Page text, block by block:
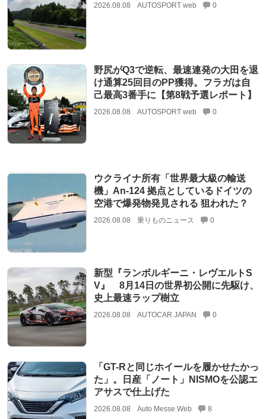
2026.08.08 AUTOSPORT web 0
野尻がQ3で逆転、最速連発の大田を退
け通算25回目のPP獲得。フラガは自
己最高3番手に【第8戦予選レポート】
2026.08.08 AUTOSPORT web 0
ウクライナ所有「世界最大級の輸送
機」An-124 拠点としているドイツの
空港で爆発物発見される 狙われた？
2026.08.08 乗りものニュース 0
新型『ランボルギーニ・レヴエルトS
V』 8月14日の世界初公開に先駆け、
史上最速ラップ樹立
2026.08.08 AUTOCAR JAPAN 0
「GT-Rと同じホイールを履かせたかっ
た」。日産「ノート」NISMOを公認エ
アサスで仕上げた
2026.08.08 Auto Messe Web 8